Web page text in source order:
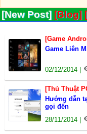
[New Post] [Blog]
[Game
Game Liên
02/12/2014 |
[Thủ Thuật
Hướng dẫn
gọi đến
28/11/2014 |